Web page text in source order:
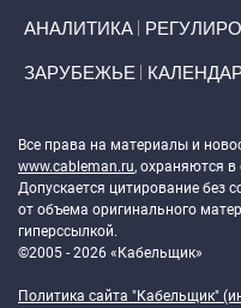
АНАЛИТИКА
ЗАРУБЕЖЬЕ
Все права на материалы и
www.cableman.ru, охраняются в
Допускается цитирование без
от объема оригинального
гиперссылкой.
©2005 - 2026 «Кабельщик»
Политика сайта "Кабельщик"